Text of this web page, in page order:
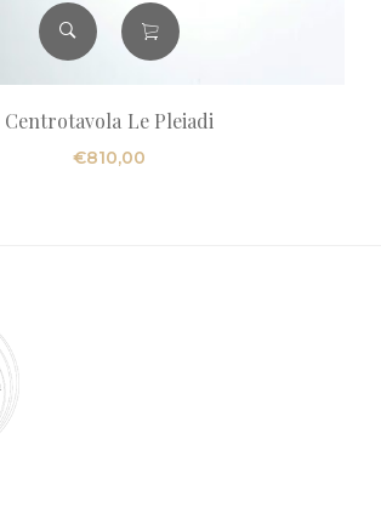
Centrotavola Le Pleiadi
€810,00